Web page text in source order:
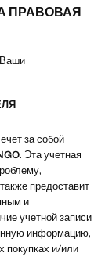
ПРАВОВАЯ
за собой
. Эта учетная
предоставит
и
учетной записи
информацию,
покупках и/или